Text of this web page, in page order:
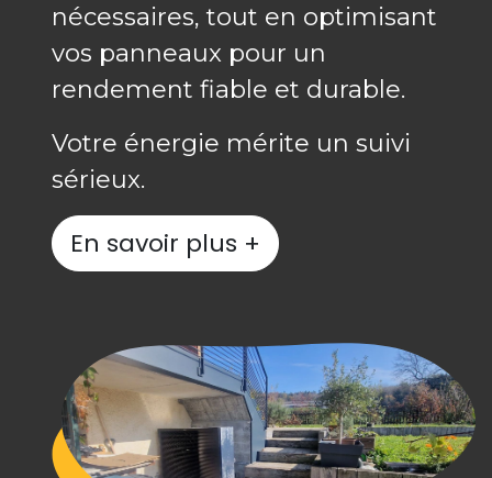
nécessaires, tout en optimisant
vos panneaux pour un
rendement fiable et durable.
Votre énergie mérite un suivi
sérieux.
En savoir plus +